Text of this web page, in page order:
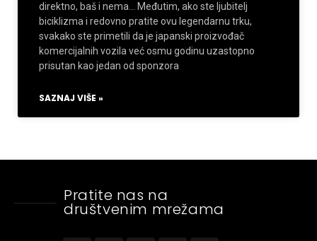
direktno, baš i nema… Međutim, ako ste ljubitelj
biciklizma i redovno pratite ovu legendarnu trku,
svakako ste primetili da je japanski proizvođač
komercijalnih vozila već osmu godinu uzastopno
prisutan kao jedan od sponzora
SAZNAJ VIŠE »
Pratite nas na
društvenim mrežama